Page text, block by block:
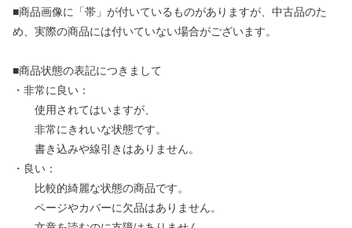
■商品画像に「帯」が付いているものがありますが、中古品のた
め、実際の商品には付いていない場合がございます。
■商品状態の表記につきまして
・非常に良い：
使用されてはいますが、
非常にきれいな状態です。
書き込みや線引きはありません。
・良い：
比較的綺麗な状態の商品です。
ページやカバーに欠品はありません。